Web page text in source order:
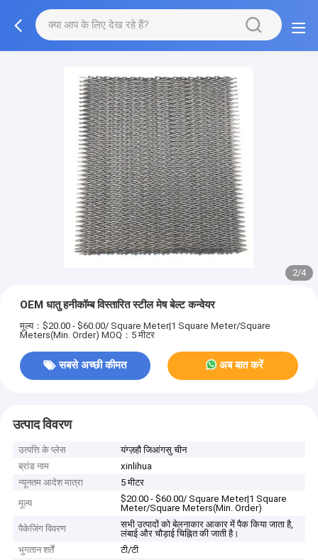
2/4
OEM धातु हनीकॉम्ब विस्तारित स्टील मेष बेल्ट कन्वेयर
मूल्य：$20.00 - $60.00/ Square Meter|1 Square Meter/Square
Meters(Min. Order) MOQ：5 मीटर
सबसे अच्छी कीमत अब बात करें
उत्पाद विवरण
उत्पत्ति के प्लेस
यंग्ज़हौ जिआंगसु चीन
ब्रांड नाम
xinlihua
न्यूनतम आदेश मात्रा
5 मीटर
मूल्य
$20.00 - $60.00/ Square Meter|1 Square
Meter/Square Meters(Min. Order)
पैकेजिंग विवरण
सभी उत्पादों को बेलनाकार आकार में पैक किया जाता है,
लंबाई और चौड़ाई चिह्नित की जाती है।
भुगतान शर्तें
टी/टी